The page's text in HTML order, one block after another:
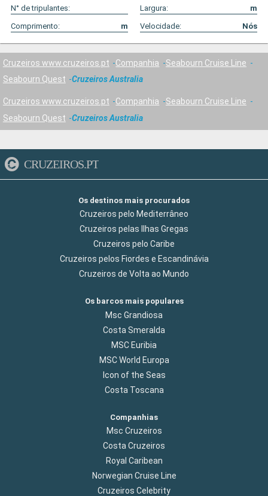
N° de tripulantes:
Largura:
m
Comprimento:
m Velocidade: Nós
Cruzeiros www.cruzeiros.pt Companhia
Seabourn Cruise Line
Seabourn Quest
Cruzeiros Australia
Cruzeiros www.cruzeiros.pt Companhia
Seabourn Cruise Line
Seabourn Quest
Cruzeiros Australia
CRUZEIROS.PT
Os destinos mais procurados
Cruzeiros pelo Mediterrâneo
Cruzeiros pelas Ilhas Gregas
Cruzeiros pelo Caribe
Cruzeiros pelos Fiordes e Escandinávia
Cruzeiros de Volta ao Mundo
Os barcos mais populares
Msc Grandiosa
Costa Smeralda
MSC Euribia
MSC World Europa
Icon of the Seas
Costa Toscana
Companhias
Msc Cruzeiros
Costa Cruzeiros
Royal Caribean
Norwegian Cruise Line
Cruzeiros Celebrity